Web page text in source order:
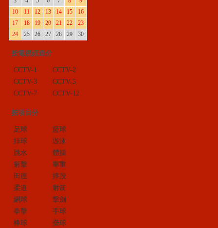
10
11 12 13 14 15
16
17
18 19 20 21 22
23
24
25 26 27 28 29 30
按電視頻道分
CCTV-1
CCTV-2
CCTV-3
CCTV-5
CCTV-7
CCTV-12
按項目分
足球
籃球
排球
游泳
跳水
體操
射擊
舉重
田徑
摔跤
柔道
射箭
網球
擊劍
拳擊
手球
棒球
壘球